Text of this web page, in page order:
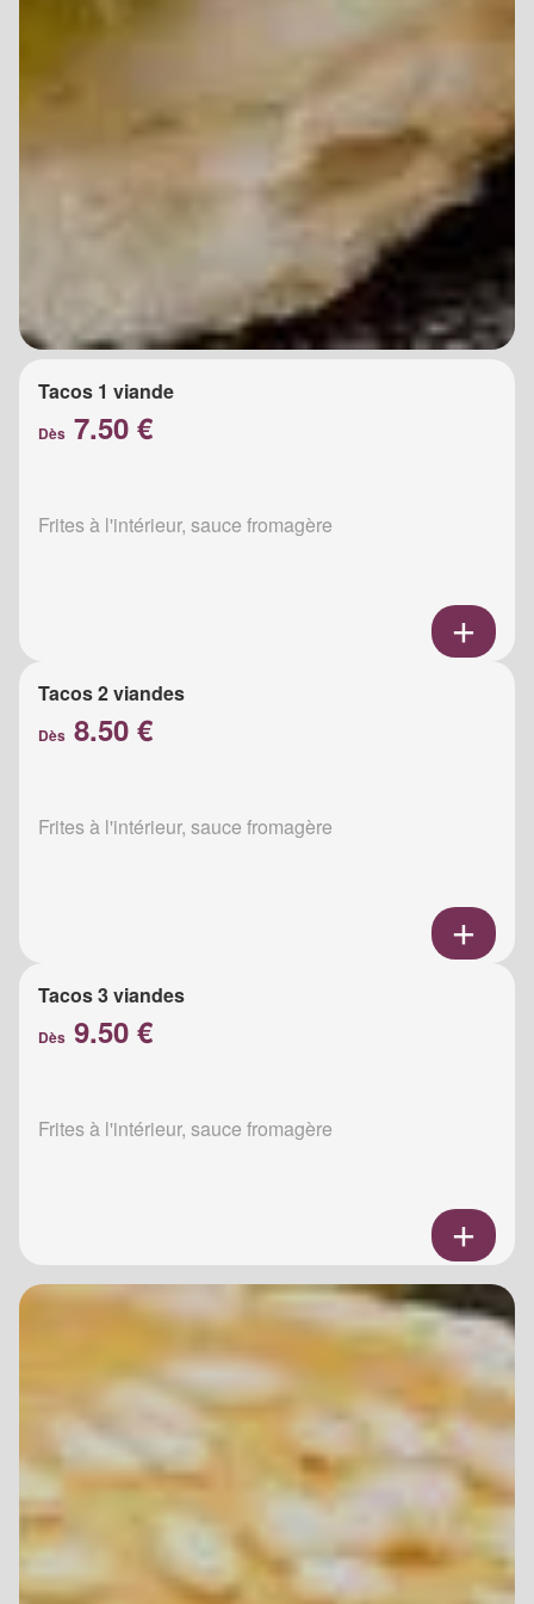
Tacos 1 viande
Dès 7.50 €
Frites à l'intérieur, sauce fromagère
Tacos 2 viandes
Dès 8.50 €
Frites à l'intérieur, sauce fromagère
Tacos 3 viandes
Dès 9.50 €
Frites à l'intérieur, sauce fromagère